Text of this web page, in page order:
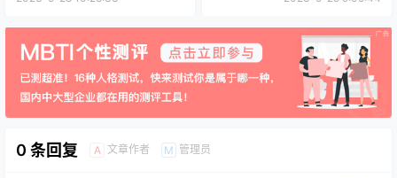
0 条回复 A 文章作者 M 管理员